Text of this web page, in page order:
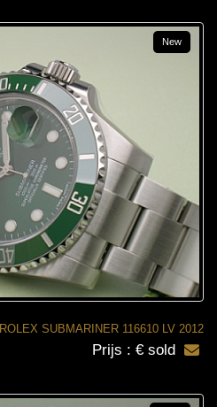
ROLEX SUBMARINER 116610 LV 2012
New
Prijs : € sold